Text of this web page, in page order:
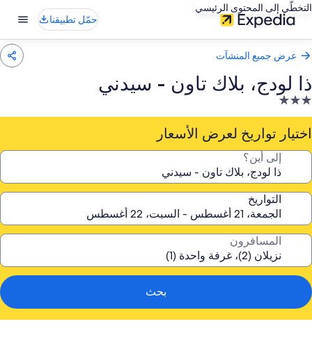
التخطّي إلى المحتوى الرئيسي
حمّل تطبيقنا
عرض جميع المنشآت
ذا لودج، بلاك تاون - سيدني
منشأة
فندقية
مصنفة
3.0
اختيار تواريخ لعرض الأسعار
إلى أين؟
التواريخ
المسافرون
بحث